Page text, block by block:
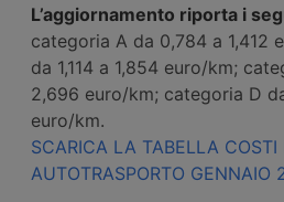
L’aggiornamento riporta i
categoria A da 0,784 a 1,412
da 1,114 a 1,854 euro/km;
2,696 euro/km; categoria D
euro/km.
SCARICA LA TABELLA COSTI
AUTOTRASPORTO GENNAIO